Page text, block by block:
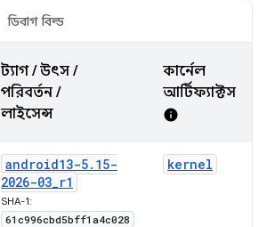
ডিবাগ বিল্ড
ট্যাগ / উৎস /
পরিবর্তন /
লাইসেন্স
কার্নেল
আর্টিফ্যাক্টস
info
android13-5. 15-
2026-03_r1
SHA-1:
61c996cbd5bff1a4c028
kernel